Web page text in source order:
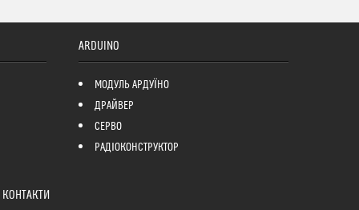
ARDUINO
МОДУЛЬ АРДУЇНО
ДРАЙВЕР
СЕРВО
РАДІОКОНСТРУКТОР